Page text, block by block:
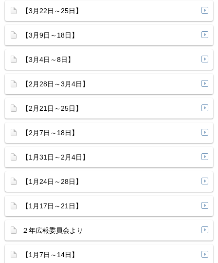
【3月22日～25日】
【3月9日～18日】
【3月4日～8日】
【2月28日～3月4日】
【2月21日～25日】
【2月7日～18日】
【1月31日～2月4日】
【1月24日～28日】
【1月17日～21日】
２年広報委員会より
【1月7日～14日】